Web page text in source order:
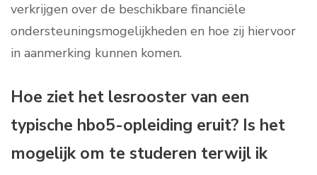
verkrijgen over de beschikbare financiële
ondersteuningsmogelijkheden en hoe zij hiervoor
in aanmerking kunnen komen.
Hoe ziet het lesrooster van een
typische hbo5-opleiding eruit? Is het
mogelijk om te studeren terwijl ik